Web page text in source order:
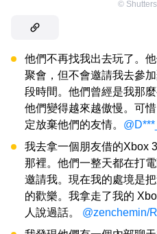
©
他們不再找我出去玩了。
聚會，但不會邀請我去參
段時間。他們曾經是我那
他們變得越來越傲慢。可
定放棄他們的友情。
我去拿一個朋友借的Xbox
那裡。他們一整天都在打
邀請我。現在我的處境是
的歡樂。我拿走了我的
人說過話。 @zenchemin/